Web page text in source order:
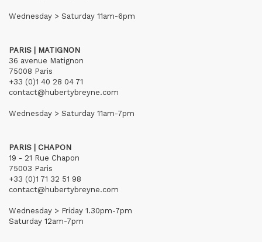
Wednesday > Saturday 11am-6pm
PARIS | MATIGNON
36 avenue Matignon
75008 Paris
+33 (0)1 40 28 04 71
contact@hubertybreyne.com
Wednesday > Saturday 11am-7pm
PARIS | CHAPON
19 - 21 Rue Chapon
75003 Paris
+33 (0)1 71 32 51 98
contact@hubertybreyne.com
Wednesday > Friday 1.30pm-7pm
Saturday 12am-7pm